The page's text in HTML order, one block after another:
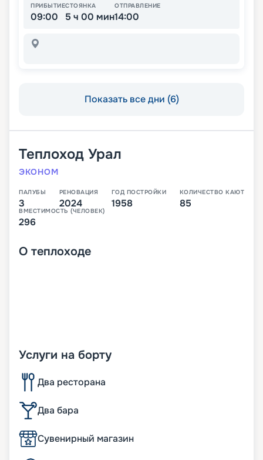
ПРИБЫТИЕ
09:00
СТОЯНКА
5 ч 00 мин
ОТПРАВЛЕНИЕ
14:00
Показать все дни (6)
Теплоход Урал
ЭКОНОМ
ПАЛУБЫ
3
РЕНОВАЦИЯ
2024
ГОД ПОСТРОЙКИ
1958
КОЛИЧЕСТВО КАЮТ
85
ВМЕСТИМОСТЬ (ЧЕЛОВЕК)
296
О теплоходе
Услуги на борту
Два ресторана
Два бара
Сувенирный магазин